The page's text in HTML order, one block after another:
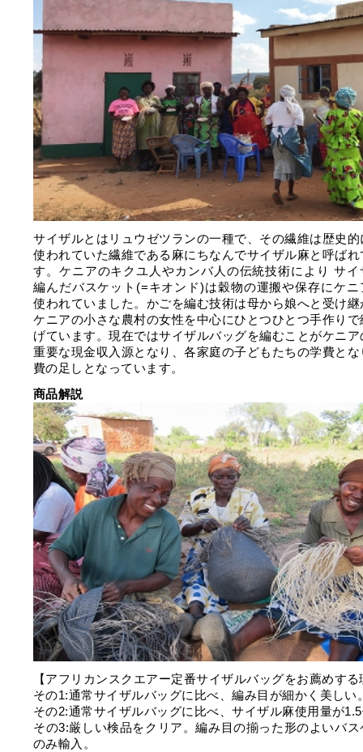
サイザルとはリュウゼツランの一種で、その繊維は歴史
使われていた繊維である麻にちなんでサイザル麻と呼ば
す。ケニアのキクユ人やカンバ人の伝統技術により サイ
編んだバスケット(=キオンド)は穀物の運搬や保存にケニ
使われていました。かごを編む技術は母から娘へと受け
ケニアの小さな農村の女性を中心にひとつひとつ手作り
げています。現在ではサイザルバッグを編むことがケニ
重要な現金収入源となり、各家庭の子どもたちの学費と
費の足しとなっています。
商品解説
【アフリカンスクエアー定番サイザルバッグをお薦めする
その1:通常サイザルバッグに比べ、編み目が細かく美しい
その2:通常サイザルバッグに比べ、サイザル麻使用量が
その3:厳しい検品をクリア。編み目の揃った形のよいバス
のみ輸入。